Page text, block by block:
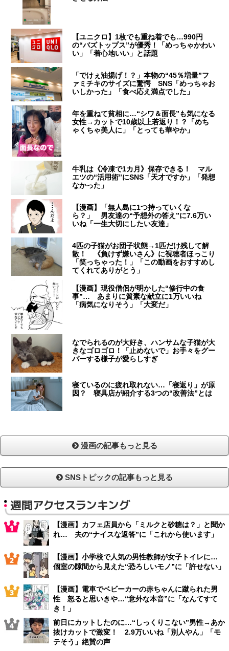
【ユニクロ】1枚でも重ね着でも…990円
の“バズトップス”が優秀！「めっちゃかわい
い」「着心地いい」と話題
「でけぇ油揚げ！？」本物の“45％増量”フ
ァミチキのサイズに驚愕 SNS「めっちゃお
いしかった」「食べ応え満点でした」
年を重ねて貧相に…“シワ＆面長”も気になる
女性→カットで10歳以上若返り！？「めち
ゃくちゃ美人に」「とっても華やか」
牛乳は《冷凍で1カ月》保存できる！ マル
エツの“活用術”にSNS「天才ですか」「発想
なかった」
【漫画】「無人島に1つ持っていくな
ら？」 男友達の“予想外の答え”に7.6万い
いね「一生大切にしたい友達」
4匹の子猫がお団子状態→1匹だけ残して解
散！ 《負けず嫌いさん》に視聴者ほっこり
「笑っちゃった！」「この動画をおすすめし
てくれてありがとう」
【漫画】現役僧侶が明かした“修行中の食
事”… あまりに質素な献立に1万いいね
「病気になりそう」「大変だ」
なでられるのが大好き、ハンサムな子猫が大
きなゴロゴロ！「止めないで」お手々をグー
パーする様子が愛らしすぎ
寝ているのに疲れ取れない…「寝返り」が原
因？ 寝具店が紹介する3つの“改善法”とは
漫画の記事もっと見る
SNSトピックの記事もっと見る
週間アクセスランキング
【漫画】カフェ店員から「ミルクと砂糖は？」と聞か
れ… 夫の“ナイスな返答”に「これから使います」
【漫画】小学校で人気の男性教師が女子トイレに…
個室の隙間から見えた“恐ろしいモノ”に「許せない」
【漫画】電車でベビーカーの赤ちゃんに蹴られた男
性 怒ると思いきや…“意外な本音”に「なんてすて
き！」
前日にカットしたのに…“しっくりこない”男性→あか
抜けカットで激変！ 2.9万いいね「別人やん」「モ
テそう」絶賛の声